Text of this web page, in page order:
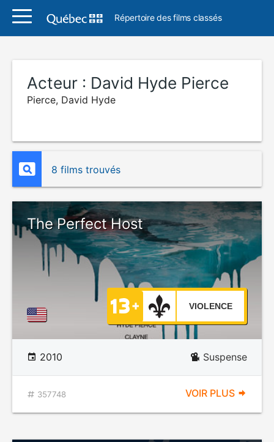
Répertoire des films classés
Acteur : David Hyde Pierce
Pierce, David Hyde
8 films trouvés
The Perfect Host
VIOLENCE
2010 Suspense
357748 VOIR PLUS